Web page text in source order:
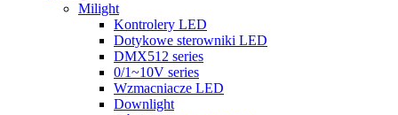
Milight
Kontrolery LED
Dotykowe sterowniki LED
DMX512 series
0/1~10V series
Wzmacniacze LED
Downlight